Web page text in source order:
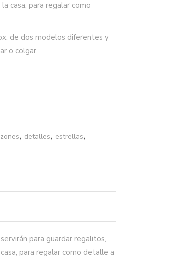
casa, para regalar como
de dos modelos diferentes y
o colgar.
, detalles, estrellas,
para guardar regalitos,
para regalar como detalle a